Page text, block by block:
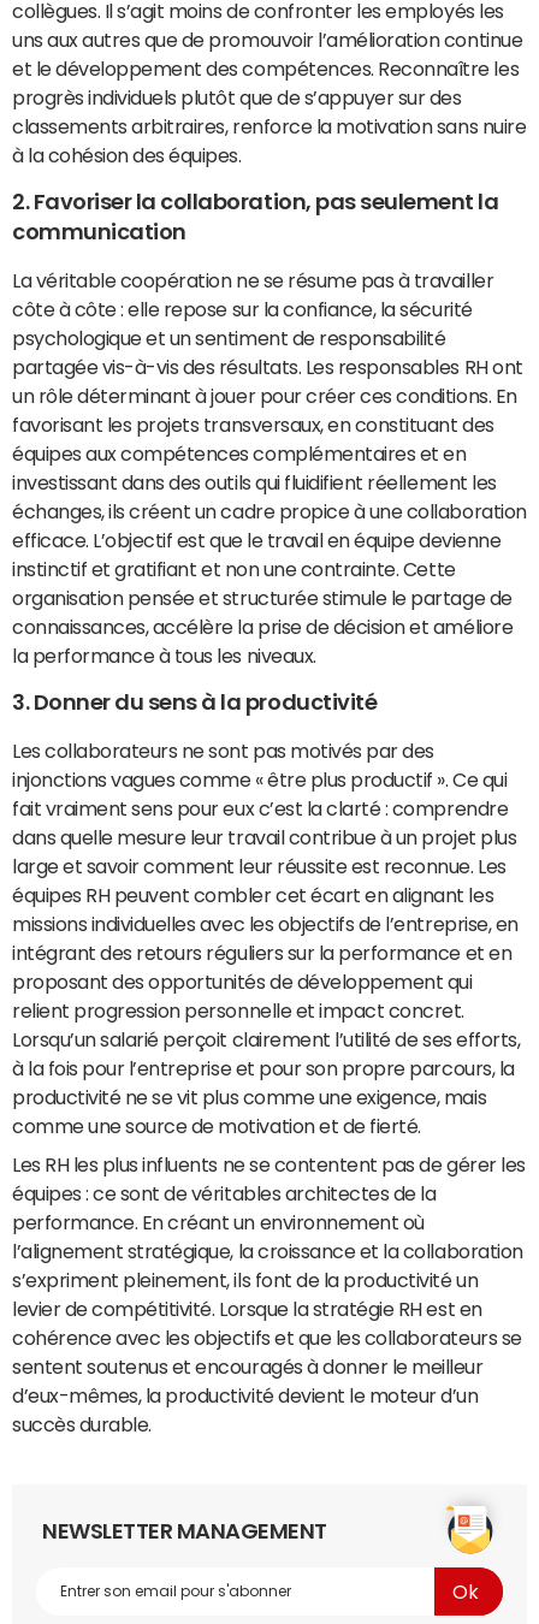
collègues. Il s’agit moins de confronter les employés les
uns aux autres que de promouvoir l’amélioration continue
et le développement des compétences. Reconnaître les
progrès individuels plutôt que de s’appuyer sur des
classements arbitraires, renforce la motivation sans nuire
à la cohésion des équipes.
2. Favoriser la collaboration, pas seulement la
communication
La véritable coopération ne se résume pas à travailler
côte à côte : elle repose sur la confiance, la sécurité
psychologique et un sentiment de responsabilité
partagée vis-à-vis des résultats. Les responsables RH ont
un rôle déterminant à jouer pour créer ces conditions. En
favorisant les projets transversaux, en constituant des
équipes aux compétences complémentaires et en
investissant dans des outils qui fluidifient réellement les
échanges, ils créent un cadre propice à une collaboration
efficace. L’objectif est que le travail en équipe devienne
instinctif et gratifiant et non une contrainte. Cette
organisation pensée et structurée stimule le partage de
connaissances, accélère la prise de décision et améliore
la performance à tous les niveaux.
3. Donner du sens à la productivité
Les collaborateurs ne sont pas motivés par des
injonctions vagues comme « être plus productif ». Ce qui
fait vraiment sens pour eux c’est la clarté : comprendre
dans quelle mesure leur travail contribue à un projet plus
large et savoir comment leur réussite est reconnue. Les
équipes RH peuvent combler cet écart en alignant les
missions individuelles avec les objectifs de l’entreprise, en
intégrant des retours réguliers sur la performance et en
proposant des opportunités de développement qui
relient progression personnelle et impact concret.
Lorsqu’un salarié perçoit clairement l’utilité de ses efforts,
à la fois pour l’entreprise et pour son propre parcours, la
productivité ne se vit plus comme une exigence, mais
comme une source de motivation et de fierté.
Les RH les plus influents ne se contentent pas de gérer les
équipes : ce sont de véritables architectes de la
performance. En créant un environnement où
l’alignement stratégique, la croissance et la collaboration
s’expriment pleinement, ils font de la productivité un
levier de compétitivité. Lorsque la stratégie RH est en
cohérence avec les objectifs et que les collaborateurs se
sentent soutenus et encouragés à donner le meilleur
d’eux-mêmes, la productivité devient le moteur d’un
succès durable.
NEWSLETTER MANAGEMENT